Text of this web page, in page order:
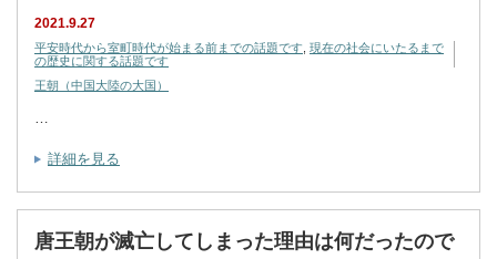
2021.9.27
平安時代から室町時代が始まる前までの話題です 現在の社会にいたるまで
の歴史に関する話題です
王朝（中国大陸の大国）
…
詳細を見る
唐王朝が滅亡してしまった理由は何だったので